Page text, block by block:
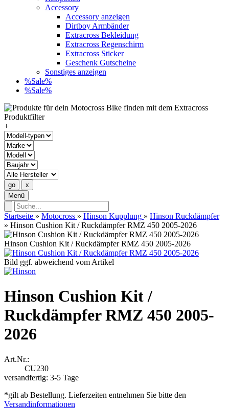
Accessory
Accessory anzeigen
Dirtboy Armbänder
Extracross Bekleidung
Extracross Regenschirm
Extracross Sticker
Geschenk Gutscheine
Sonstiges anzeigen
%Sale%
%Sale%
+
Menü
Startseite » Motocross » Hinson Kupplung » Hinson Ruckdämpfer
» Hinson Cushion Kit / Ruckdämpfer RMZ 450 2005-2026
Hinson Cushion Kit / Ruckdämpfer RMZ 450 2005-2026
Bild ggf. abweichend vom Artikel
Hinson Cushion Kit /
Ruckdämpfer RMZ 450 2005-
2026
Art.Nr.:
CU230
versandfertig: 3-5 Tage
*gilt ab Bestellung. Lieferzeiten entnehmen Sie bitte den
Versandinformationen